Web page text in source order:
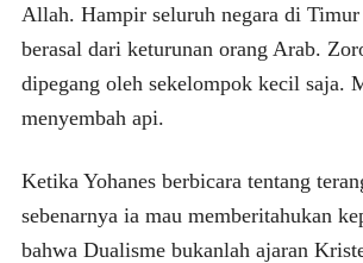
Allah. Hampir seluruh negara di
berasal dari keturunan orang Arab.
dipegang oleh sekelompok kecil saja.
menyembah api.
Ketika Yohanes berbicara tentang
sebenarnya ia mau memberitahukan
bahwa Dualisme bukanlah ajaran